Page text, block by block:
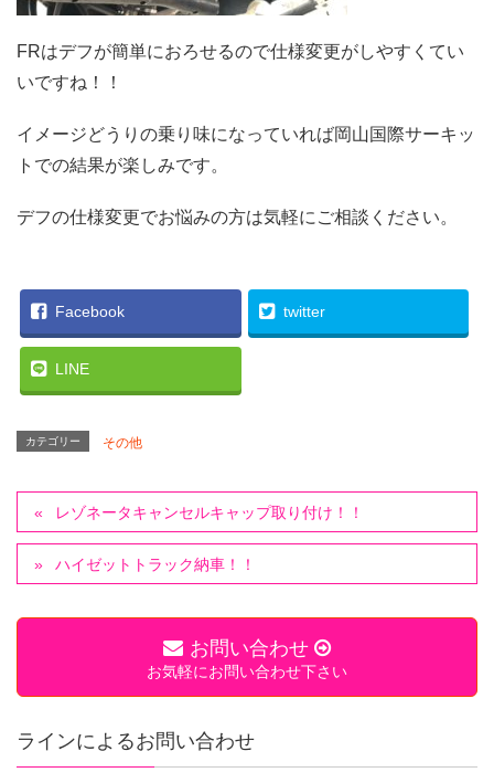
FRはデフが簡単におろせるので仕様変更がしやすくてい
いですね！！
イメージどうりの乗り味になっていれば岡山国際サーキッ
トでの結果が楽しみです。
デフの仕様変更でお悩みの方は気軽にご相談ください。
Facebook twitter
LINE
カテゴリー その他
レゾネータキャンセルキャップ取り付け！！
ハイゼットトラック納車！！
お問い合わせ
お気軽にお問い合わせ下さい
ラインによるお問い合わせ